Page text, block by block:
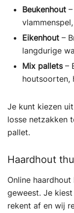
Beukenhout
Eikenhout –
langdurige
Mix pallets–
houtsoorten,
Je kunt kiezen
losse netzakken
pallet.
Haardhout
Online
geweest. Je
rekent af en wij